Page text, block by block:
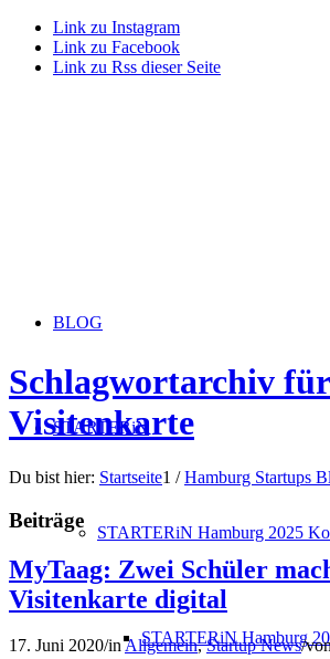
Link zu Instagram
Link zu Facebook
Link zu Rss dieser Seite
BLOG
STARTERiN
STARTERiN Hamburg 2025
STARTERiN Hamburg
Schlagwortarchiv
Visitenkarte
Du bist hier: Startseite1 / Hamburg Startups
Beiträge
MyTaag: Zwei Schüler
Visitenkarte digital
17. Juni 2020/inAllgemein,Startup News/